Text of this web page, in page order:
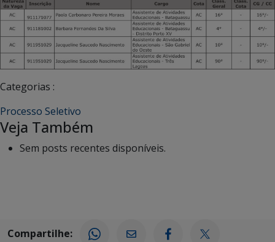
Categorias :
Processo Seletivo
Veja Também
Sem posts recentes disponíveis.
Compartilhe: